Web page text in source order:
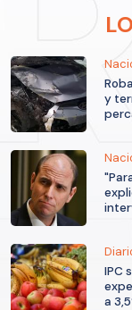
y
IPC
a